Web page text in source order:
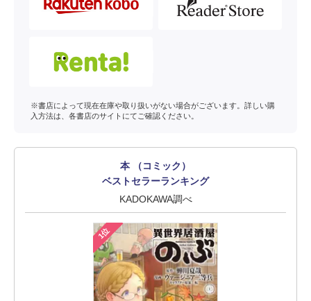
※書店によって現在在庫や取り扱いがない場合がございます。詳しい購
入方法は、各書店のサイトにてご確認ください。
本 （コミック）
ベストセラーランキング
KADOKAWA調べ
1位